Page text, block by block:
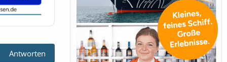
Antworten